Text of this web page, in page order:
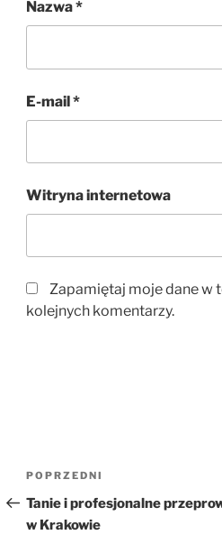
Nazwa*
E-mail*
Witryna internetowa
Zapamiętaj moje dane w
kolejnych komentarzy.
Nawigacja
wpisu
Poprzedni
wpis
POPRZEDNI
Tanie i profesjonalne
w Krakowie